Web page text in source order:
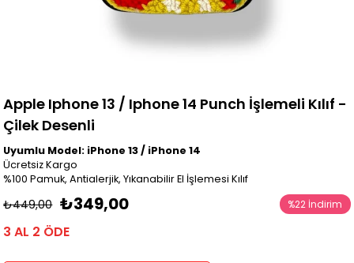
Apple Iphone 13 / Iphone 14 Punch İşlemeli Kılıf -
Çilek Desenli
Uyumlu Model: iPhone 13 / iPhone 14
Ücretsiz Kargo
%100 Pamuk, Antialerjik, Yıkanabilir El İşlemesi Kılıf
₺449,00 ₺349,00 %22 İndirim
3 AL 2 ÖDE